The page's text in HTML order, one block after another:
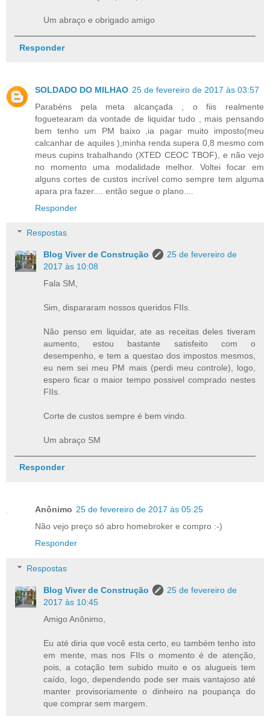
Um abraço e obrigado amigo
Responder
SOLDADO DO MILHAO 25 de fevereiro de 2017 às 03:57
Parabéns pela meta alcançada , o fiis realmente
foguetearam da vontade de liquidar tudo , mais pensando
bem tenho um PM baixo ,ia pagar muito imposto(meu
calcanhar de aquiles ),minha renda supera 0,8 mesmo com
meus cupins trabalhando (XTED CEOC TBOF), e não vejo
no momento uma modalidade melhor. Voltei focar em
alguns cortes de custos incrível como sempre tem alguma
apara pra fazer.... então segue o plano....
Responder
Respostas
Blog Viver de Construção
25 de fevereiro de
2017 às 10:08
Fala SM,
Sim, dispararam nossos queridos FIIs.
Não penso em liquidar, ate as receitas deles tiveram
aumento, estou bastante satisfeito com o
desempenho, e tem a questao dos impostos mesmos,
eu nem sei meu PM mais (perdi meu controle), logo,
espero ficar o maior tempo possivel comprado nestes
FIIs.
Corte de custos sempre é bem vindo.
Um abraço SM
Responder
Anônimo 25 de fevereiro de 2017 às 05:25
Não vejo preço só abro homebroker e compro :-)
Responder
Respostas
Blog Viver de Construção
25 de fevereiro de
2017 às 10:45
Amigo Anônimo,
Eu até diria que você esta certo, eu também tenho isto
em mente, mas nos FIIs o momento é de atenção,
pois, a cotação tem subido muito e os alugueis tem
caído, logo, dependendo pode ser mais vantajoso até
manter provisoriamente o dinheiro na poupança do
que comprar sem margem.